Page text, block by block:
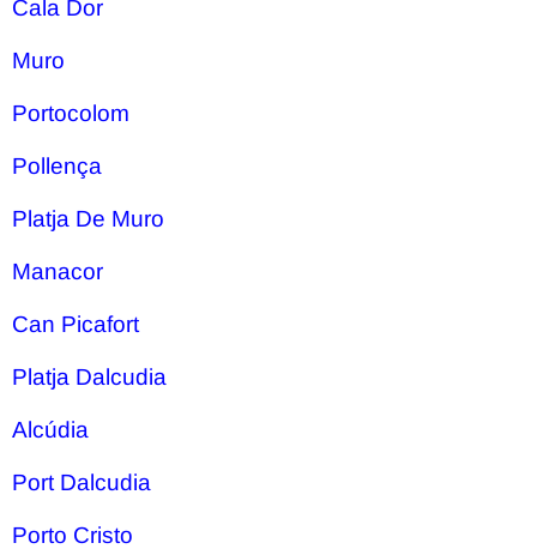
Cala Dor
Muro
Portocolom
Pollença
Platja De Muro
Manacor
Can Picafort
Platja Dalcudia
Alcúdia
Port Dalcudia
Porto Cristo